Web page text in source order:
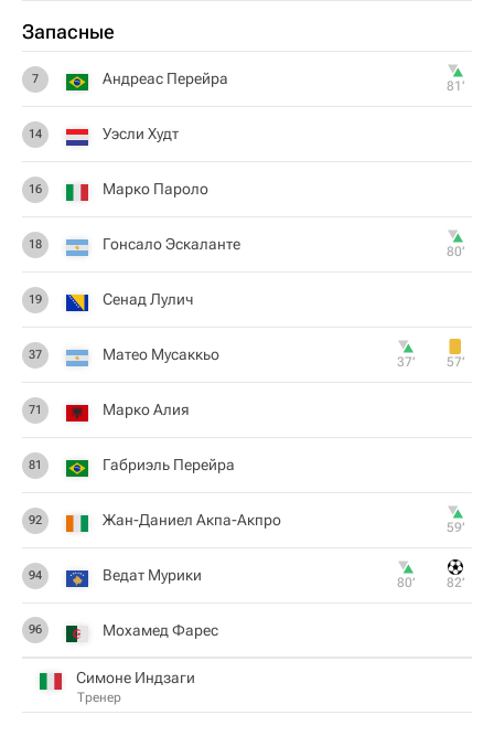
Запасные
7 Андреас Перейра 81‎’‎
14 Уэсли Худт
16 Марко Пароло
18 Гонсало Эскаланте 80‎’‎
19 Сенад Лулич
37 Матео Мусаккьо 37‎’‎ 57‎’‎
71 Марко Алия
81 Габриэль Перейра
92 Жан-Даниел Акпа-Акпро 59‎’‎
94 Ведат Мурики 80‎’‎ 82‎’‎
96 Мохамед Фарес
Симоне Индзаги
Тренер